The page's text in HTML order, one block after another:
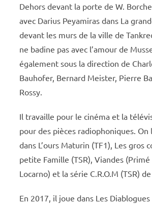
Dehors devant la porte de W.
avec Darius Peyamiras dans La
devant les murs de la ville de
ne badine pas avec l’amour de
également sous la direction de
Bauhofer, Bernard Meister, Pierre
Rossy.
Il travaille pour le cinéma et la
pour des pièces radiophoniques.
dans L’ours Maturin (TF1), Les gros
petite Famille (TSR), Viandes
Locarno) et la série C.R.O.M (TSR)
En 2017, il joue dans Les